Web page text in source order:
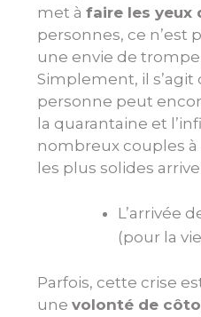
met à faire les yeux
personnes, ce n’est
une envie de
Simplement, il s’agit
personne peut
la quarantaine et
nombreux couples à
les plus solides
L’arrivée
(pour la
Parfois, cette crise
une volonté de